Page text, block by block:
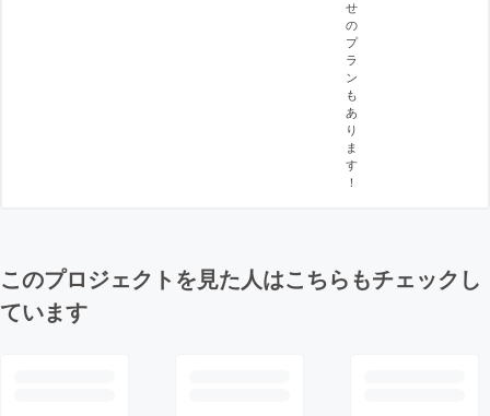
せ
の
プ
ラ
ン
も
あ
り
ま
す
！
このプロジェクトを見た人はこちらもチェックし
ています